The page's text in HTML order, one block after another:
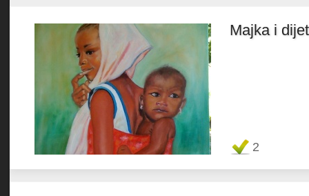
Majka i
Favorit 2